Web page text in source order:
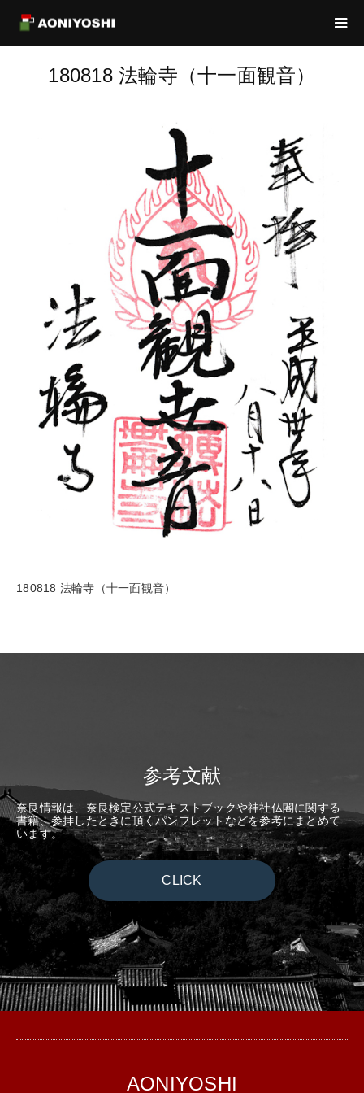
180818 法輪寺（十一面観音）
180818 法輪寺（十一面観音）
参考文献
奈良情報は、奈良検定公式テキストブックや神社仏閣に関する
書籍、参拝したときに頂くパンフレットなどを参考にまとめて
います。
CLICK
AONIYOSHI